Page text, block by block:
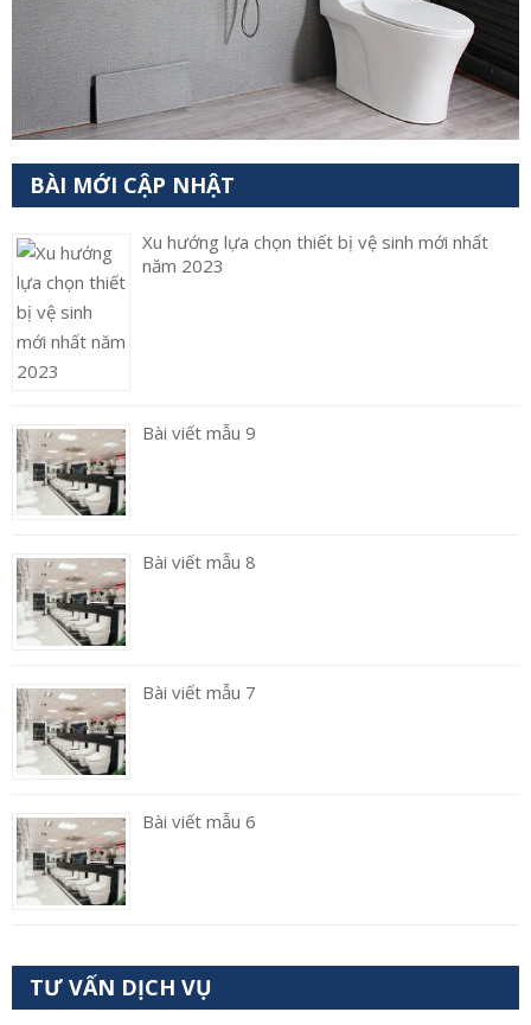
BÀI MỚI CẬP NHẬT
Xu hướng lựa chọn thiết bị vệ sinh mới nhất
năm 2023
Bài viết mẫu 9
Bài viết mẫu 8
Bài viết mẫu 7
Bài viết mẫu 6
TƯ VẤN DỊCH VỤ